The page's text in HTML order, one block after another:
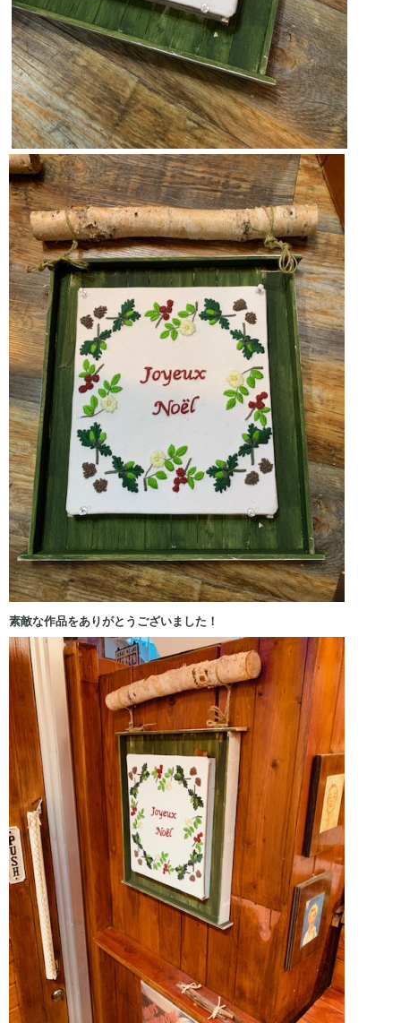
素敵な作品をありがとうございました！